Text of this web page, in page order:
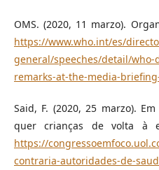
OMS. (2020, 11 marzo).
https://www.who.int/es/
general/speeches/detail/
remarks-at-the-media-
Said, F. (2020, 25 marzo).
quer crianças de volta à
https://
contraria-autoridades-de-